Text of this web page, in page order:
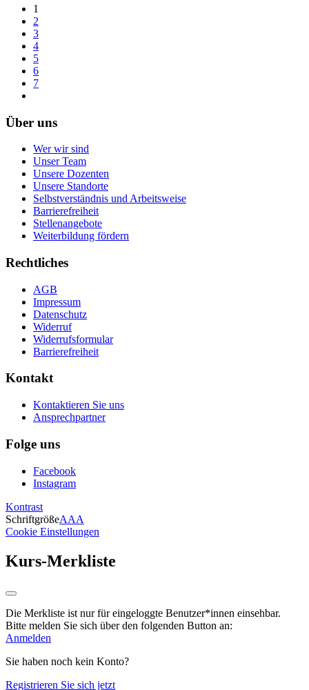
1
2
3
4
5
6
7
Über uns
Wer wir sind
Unser Team
Unsere Dozenten
Unsere Standorte
Selbstverständnis und Arbeitsweise
Barrierefreiheit
Stellenangebote
Weiterbildung fördern
Rechtliches
AGB
Impressum
Datenschutz
Widerruf
Widerrufsformular
Barrierefreiheit
Kontakt
Kontaktieren Sie uns
Ansprechpartner
Folge uns
Facebook
Instagram
Kontrast
SchriftgrößeAAA
Cookie Einstellungen
Kurs-Merkliste
Die Merkliste ist nur für eingeloggte Benutzer*innen einsehbar.
Bitte melden Sie sich über den folgenden Button an:
Anmelden
Sie haben noch kein Konto?
Registrieren Sie sich jetzt